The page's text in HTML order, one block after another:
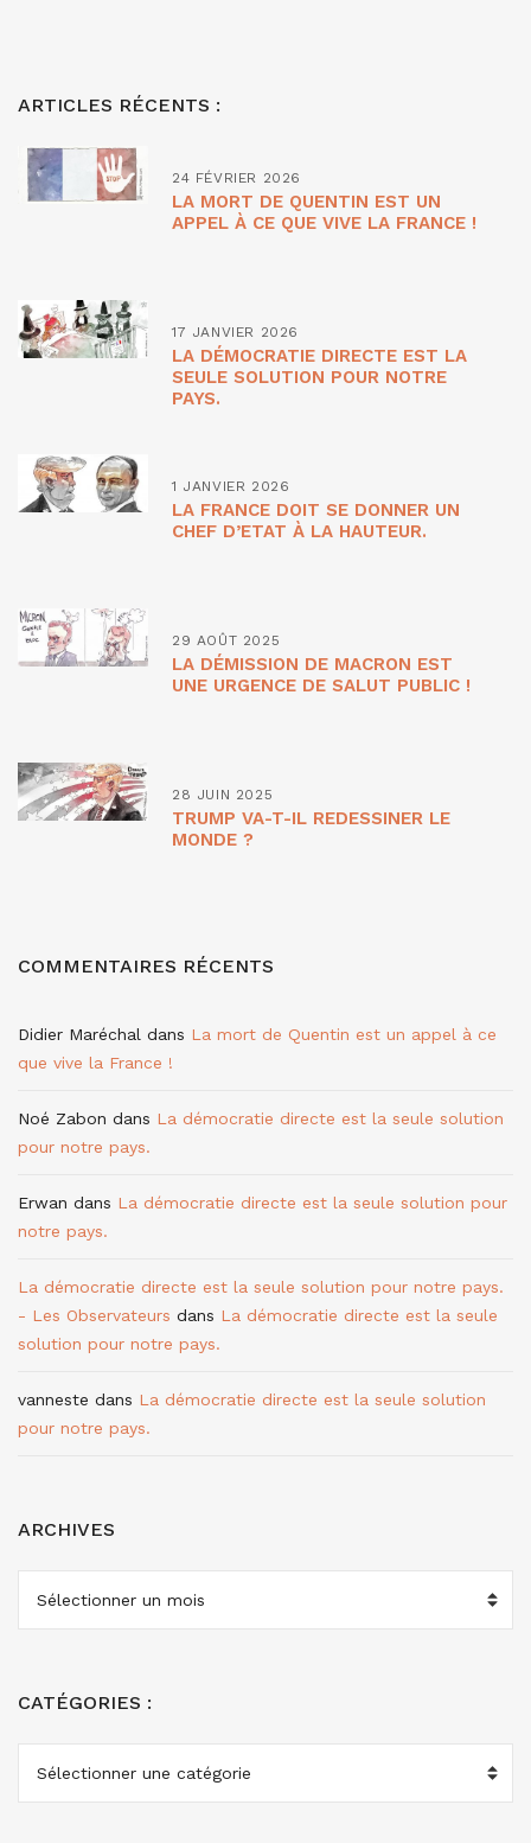
ARTICLES RÉCENTS :
24 FÉVRIER 2026
LA MORT DE QUENTIN EST UN
APPEL À CE QUE VIVE LA FRANCE !
17 JANVIER 2026
LA DÉMOCRATIE DIRECTE EST LA
SEULE SOLUTION POUR NOTRE
PAYS.
1 JANVIER 2026
LA FRANCE DOIT SE DONNER UN
CHEF D’ETAT À LA HAUTEUR.
29 AOÛT 2025
LA DÉMISSION DE MACRON EST
UNE URGENCE DE SALUT PUBLIC !
28 JUIN 2025
TRUMP VA-T-IL REDESSINER LE
MONDE ?
COMMENTAIRES RÉCENTS
Didier Maréchal dans La mort de Quentin est un appel à ce
que vive la France !
Noé Zabon dans La démocratie directe est la seule solution
pour notre pays.
Erwan dans La démocratie directe est la seule solution pour
notre pays.
La démocratie directe est la seule solution pour notre pays.
- Les Observateurs dans La démocratie directe est la seule
solution pour notre pays.
vanneste dans La démocratie directe est la seule solution
pour notre pays.
ARCHIVES
CATÉGORIES :